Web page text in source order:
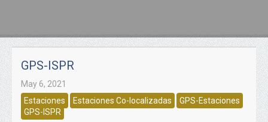
GPS-ISPR
May 6, 2021
Estaciones
Estaciones Co-localizadas
GPS-Estaciones
GPS-ISPR